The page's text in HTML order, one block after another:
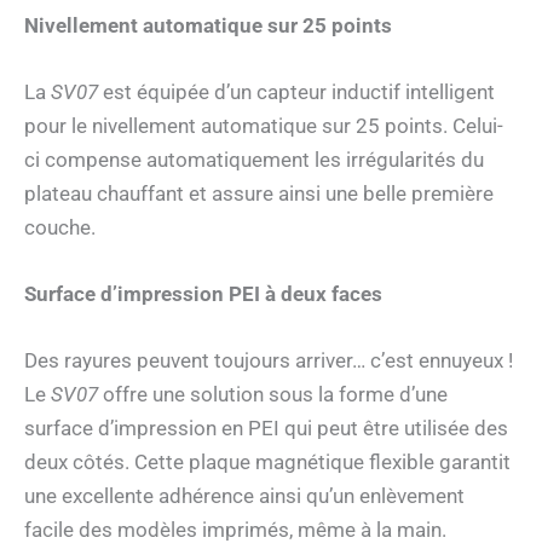
Nivellement automatique sur 25 points
La SV07est équipée d’un capteur inductif intelligent
pour le nivellement automatique sur 25 points. Celui-
ci compense automatiquement les irrégularités du
plateau chauffant et assure ainsi une belle première
couche.
Surface d’impression PEI à deux faces
Des rayures peuvent toujours arriver… c’est ennuyeux !
Le SV07offre une solution sous la forme d’une
surface d’impression en PEI qui peut être utilisée des
deux côtés. Cette plaque magnétique flexible garantit
une excellente adhérence ainsi qu’un enlèvement
facile des modèles imprimés, même à la main.